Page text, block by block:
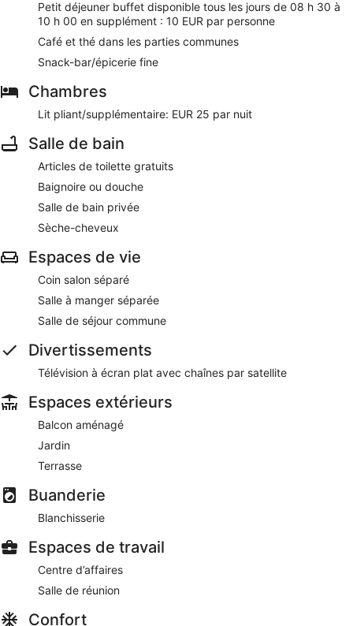
également une piscine couverte, un sauna et une salle de
fitness. Un parking en libre-service est disponible
gratuitement.
Cet appart'hôtel 3 de Bolquère est non-fumeurs.
Moyennant un supplément, les clients peuvent bénéficier
d'un petit déjeuner buffet tous les jours de 08 h 30 à
10 h 00.
Petit déjeuner buffet disponible tous les jours de 08 h 30 à
10 h 00 en supplément : 10 EUR par personne
Café et thé dans les parties communes
Snack-bar/épicerie fine
Chambres
Lit pliant/supplémentaire: EUR 25 par nuit
Salle de bain
Articles de toilette gratuits
Baignoire ou douche
Salle de bain privée
Sèche-cheveux
Espaces de vie
Coin salon séparé
Salle à manger séparée
Salle de séjour commune
Divertissements
Télévision à écran plat avec chaînes par satellite
Espaces extérieurs
Balcon aménagé
Jardin
Terrasse
Buanderie
Blanchisserie
Espaces de travail
Centre d’affaires
Salle de réunion
Confort